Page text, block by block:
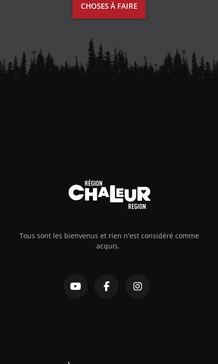
CHOSES À FAIRE
Tous sont les bienvenus et rien n'est considéré comme
acquis.